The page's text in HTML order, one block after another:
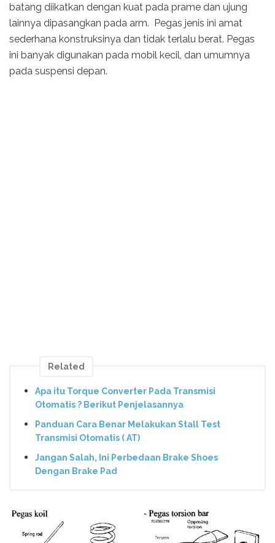
batang diikatkan dengan kuat pada prame dan ujung
lainnya dipasangkan pada arm. Pegas jenis ini amat
sederhana konstruksinya dan tidak terlalu berat. Pegas
ini banyak digunakan pada mobil kecil, dan umumnya
pada suspensi depan.
Related
Apa itu Torque Converter Pada Transmisi
Otomatis ? Berikut Penjelasannya
Panduan Cara Benar Melakukan Stall Test
Transmisi Otomatis ( AT)
Jangan Salah, Ini Perbedaan Brake Shoes
Dengan Brake Pad